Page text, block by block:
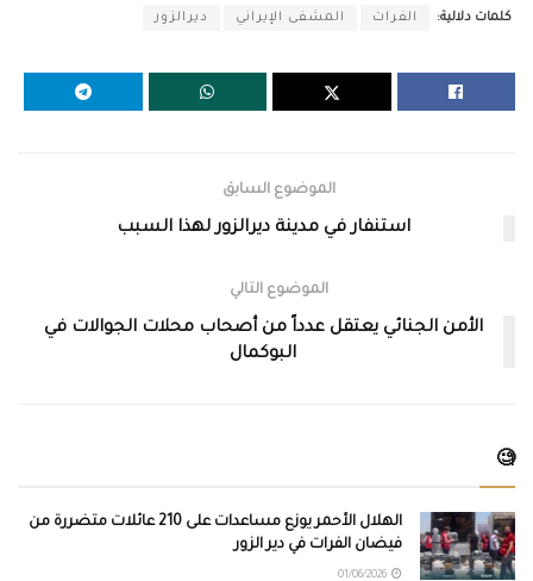
كلمات دلالية: الفرات المشفى الإيراني ديرالزور
الموضوع السابق
استنفار في مدينة ديرالزور لهذا السبب
الموضوع التالي
الأمن الجنائي يعتقل عدداً من أصحاب محلات الجوالات في
البوكمال
🧐
الهلال الأحمر يوزع مساعدات على 210 عائلات متضررة من
فيضان الفرات في دير الزور